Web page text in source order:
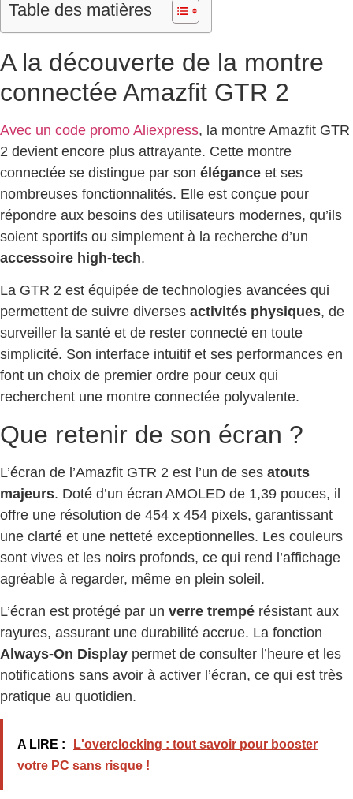
Table des matières
A la découverte de la montre
connectée Amazfit GTR 2
Avec un code promo Aliexpress, la montre Amazfit GTR
2 devient encore plus attrayante. Cette montre
connectée se distingue par son élégance et ses
nombreuses fonctionnalités. Elle est conçue pour
répondre aux besoins des utilisateurs modernes, qu’ils
soient sportifs ou simplement à la recherche d’un
accessoire high-tech.
La GTR 2 est équipée de technologies avancées qui
permettent de suivre diverses activités physiques, de
surveiller la santé et de rester connecté en toute
simplicité. Son interface intuitif et ses performances en
font un choix de premier ordre pour ceux qui
recherchent une montre connectée polyvalente.
Que retenir de son écran ?
L’écran de l’Amazfit GTR 2 est l’un de ses atouts
majeurs. Doté d’un écran AMOLED de 1,39 pouces, il
offre une résolution de 454 x 454 pixels, garantissant
une clarté et une netteté exceptionnelles. Les couleurs
sont vives et les noirs profonds, ce qui rend l’affichage
agréable à regarder, même en plein soleil.
L’écran est protégé par un verre trempé résistant aux
rayures, assurant une durabilité accrue. La fonction
Always-On Display permet de consulter l’heure et les
notifications sans avoir à activer l’écran, ce qui est très
pratique au quotidien.
A LIRE :
L'overclocking : tout savoir pour booster
votre PC sans risque !